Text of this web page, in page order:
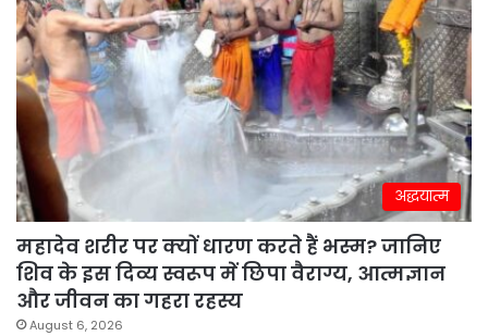
अद्धयात्म
महादेव शरीर पर क्यों धारण करते हैं भस्म? जानिए
शिव के इस दिव्य स्वरूप में छिपा वैराग्य, आत्मज्ञान
और जीवन का गहरा रहस्य
August 6, 2026